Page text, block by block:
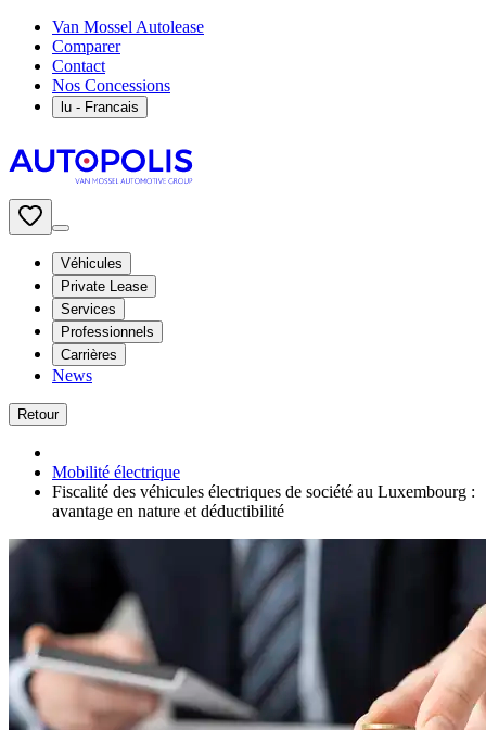
Van Mossel Autolease
Comparer
Contact
Nos Concessions
lu - Francais
Véhicules
Private Lease
Services
Professionnels
Carrières
News
Retour
Mobilité électrique
Fiscalité des véhicules électriques de société au Luxembourg :
avantage en nature et déductibilité